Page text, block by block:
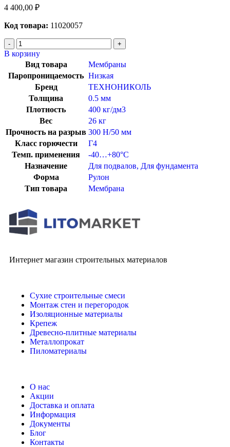
4 400,00 ₽
Код товара: 11020057
В корзину
Вид товара
Мембраны
Паропроницаемость Низкая
Бренд
ТЕХНОНИКОЛЬ
Толщина
0.5 мм
Плотность
400 кг/дм3
Вес
26 кг
Прочность на разрыв 300 Н/50 мм
Класс горючести
Г4
Темп. применения
-40…+80°C
Назначение
Для подвалов, Для фундамента
Форма
Рулон
Тип товара
Мембрана
Интернет магазин строительных материалов
Сухие строительные смеси
Монтаж стен и перегородок
Изоляционные материалы
Крепеж
Древесно-плитные материалы
Металлопрокат
Пиломатериалы
О нас
Акции
Доставка и оплата
Информация
Документы
Блог
Контакты